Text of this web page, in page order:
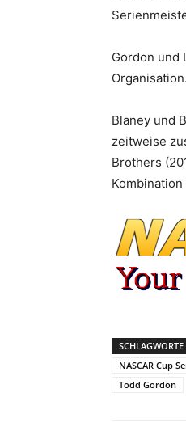
Gordon und
Blaney und
zeitweise
Brothers
SCHLAGWORTE
NASCAR Cup
Todd Gordon